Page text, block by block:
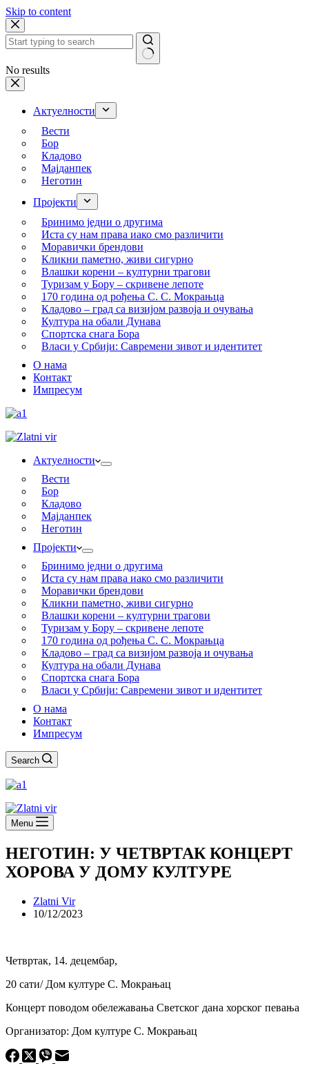
Skip to content
No results
Актуелности
Вести
Бор
Кладово
Мајданпек
Неготин
Пројекти
Бринимо једни о другима
Иста су нам права иако смо различити
Моравички брендови
Кликни паметно, живи сигурно
Влашки корени – културни трагови
Туризам у Бору – скривене лепоте
170 година од рођења С. С. Мокрањца
Кладово – град са визијом развоја и очувања
Култура на обали Дунава
Спортска снага Бора
Власи у Србији: Савремени зивот и идентитет
О нама
Контакт
Импресум
Актуелности
Вести
Бор
Кладово
Мајданпек
Неготин
Пројекти
Бринимо једни о другима
Иста су нам права иако смо различити
Моравички брендови
Кликни паметно, живи сигурно
Влашки корени – културни трагови
Туризам у Бору – скривене лепоте
170 година од рођења С. С. Мокрањца
Кладово – град са визијом развоја и очувања
Култура на обали Дунава
Спортска снага Бора
Власи у Србији: Савремени зивот и идентитет
О нама
Контакт
Импресум
Search
Menu
НЕГОТИН: У ЧЕТВРТАК КОНЦЕРТ
ХОРОВА У ДОМУ КУЛТУРЕ
Zlatni Vir
10/12/2023
Четвртак, 14. децембар,
20 сати/ Дом културе С. Мокрањац
Концерт поводом обележавања Светског дана хорског певања
Организатор: Дом културе С. Мокрањац